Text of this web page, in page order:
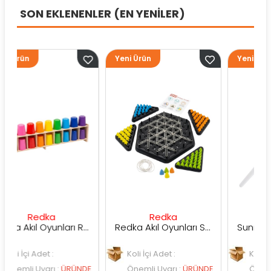
SON EKLENENLER (EN YENİLER)
Redka Akıl Oyunları Renk Dedektifi Oyunu
Redka Akıl Oyunları Strateji Üçgeni Oyunu
Koli İçi Adet :
Yeni Ürün
Koli İçi Adet :
Yeni Ürün